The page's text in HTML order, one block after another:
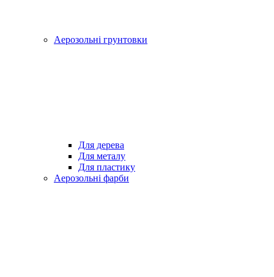
Аерозольні грунтовки
Для дерева
Для металу
Для пластику
Аерозольні фарби